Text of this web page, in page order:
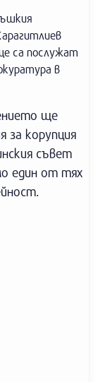
са послужат
в
ще
за корупция
съвет
един от тях